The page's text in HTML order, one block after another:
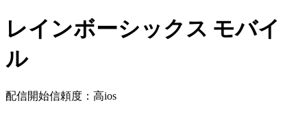
レインボーシックス モバイ
ル
配信開始信頼度：高ios